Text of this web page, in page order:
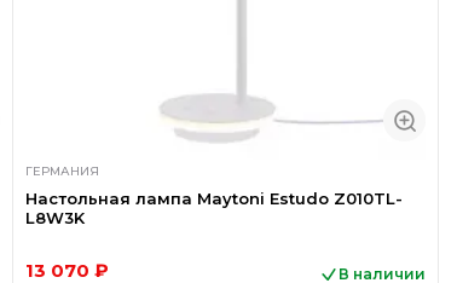
ГЕРМАНИЯ
Настольная лампа Maytoni Estudo Z010TL-
L8W3K
13 070 ₽ В наличии